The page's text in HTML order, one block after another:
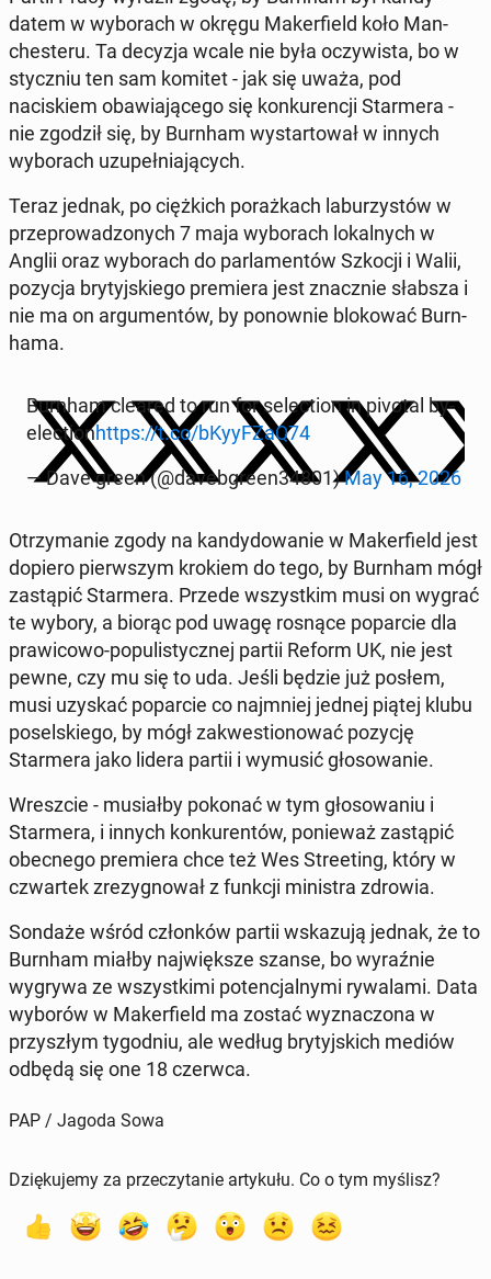
datem w wyb­o­rach w okręgu Mak­er­field koło Man­
ches­teru. Ta decyzja wcale nie była oczy­wista, bo w
sty­czniu ten sam komitet - jak się uważa, pod
naciskiem obaw­ia­jącego się konkurencji Starmera -
nie zgodził się, by Burnham wys­tar­tował w innych
wyb­o­rach uzu­peł­ni­a­ją­cych.
Teraz jednak, po cięż­kich po­rażkach laburzys­tów w
przeprowad­zonych 7 maja wyb­o­rach lokalnych w
Anglii oraz wyb­o­rach do par­la­men­tów Szkocji i Walii,
pozycja bry­tyjskiego pre­miera jest znacznie słabsza i
nie ma on ar­gu­men­tów, by ponown­ie blokować Burn­
hama.
Burnham cleared to run for se­lec­tion in pivotal by-
elec­tionhttps://t.co/bKyyFZaQ74
— Dave green (@dav­e­b­green34801)May 16, 2026
Otrzy­manie zgody na kandy­dowanie w Mak­er­field jest
dopiero pier­wszym krokiem do tego, by Burnham mógł
za­stąpić Starmera. Przede wszys­tkim musi on wygrać
te wybory, a biorąc pod uwagę rosnące popar­cie dla
praw­icowo-pop­ulisty­cznej partii Reform UK, nie jest
pewne, czy mu się to uda. Jeśli będzie już posłem,
musi uzyskać popar­cie co na­jm­niej jednej piątej klubu
posel­skiego, by mógł za­k­wes­t­ionować pozycję
Starmera jako lidera partii i wymusić głosowanie.
Wresz­cie - mu­si­ał­by pokonać w tym głosowa­niu i
Starmera, i innych konkuren­tów, ponieważ za­stąpić
obec­nego pre­miera chce też Wes Street­ing, który w
czwartek zrezyg­nował z funkcji min­is­tra zdrowia.
Sondaże wśród członków partii wskazu­ją jednak, że to
Burnham miałby na­jwięk­sze szanse, bo wyraźnie
wygrywa ze wszys­tki­mi po­tenc­jal­ny­mi ry­wala­mi. Data
wyborów w Mak­er­field ma zostać wyz­nac­zona w
przyszłym ty­god­niu, ale według bry­tyjs­kich mediów
odbędą się one 18 czerwca.
PAP / Jagoda Sowa
Dziękujemy za przeczytanie artykułu. Co o tym myślisz?